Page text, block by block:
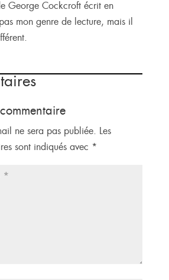
George Cockcroft écrit en
mon genre de lecture, mais il
ne sera pas publiée. Les
sont indiqués avec *